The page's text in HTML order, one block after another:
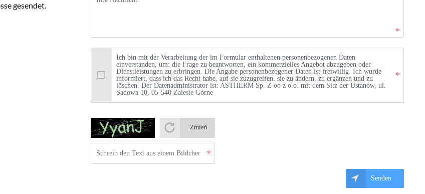
gesendet.
Ich bin mit der Verarbeitung der im Formular enthaltenen personenbezogenen Daten
einverstanden, um: die Frage zu beantworten, ein kommerzielles Angebot abzugeben oder
Dienstleistungen zu erbringen. Die Angabe personenbezogener Daten ist freiwillig. Ich wurde
informiert, dass ich das Recht habe, auf sie zuzugreifen, sie zu ändern, zu ergänzen und zu
löschen. Der Datenadministrator ist: ASTHERM Sp. Z oo z o.o. mit dem Sitz der Ustanów, ul.
Sadowa 10, 05-540 Zalesie Górne
Zmień
Senden